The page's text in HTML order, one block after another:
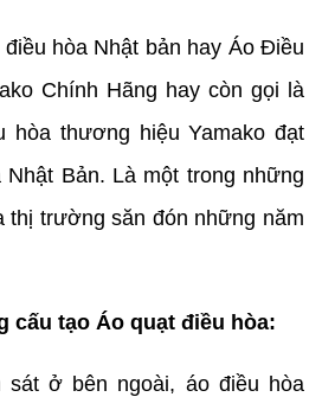
điều hòa Nhật bản hay Áo Điều
Chính Hãng hay còn gọi là
hòa thương hiệu Yamako đạt
Nhật Bản. Là một trong những
thị trường săn đón những năm
cấu tạo Áo quạt điều hòa:
sát ở bên ngoài, áo điều hòa